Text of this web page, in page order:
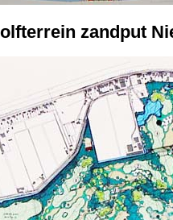
zandput